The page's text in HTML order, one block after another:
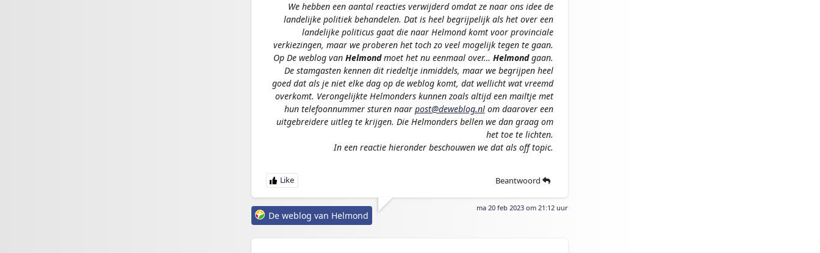
We hebben een aantal reacties verwijderd omdat ze naar ons idee de
landelijke politiek behandelen. Dat is heel begrijpelijk als het over een
landelijke politicus gaat die naar Helmond komt voor provinciale
verkiezingen, maar we proberen het toch zo veel mogelijk tegen te gaan.
Op De weblog van Helmondmoet het nu eenmaal over… Helmondgaan.
De stamgasten kennen dit riedeltje inmiddels, maar we begrijpen heel
goed dat als je niet elke dag op de weblog komt, dat wellicht wat vreemd
overkomt. Verongelijkte Helmonders kunnen zoals altijd een mailtje met
hun telefoonnummer sturen naar post@deweblog.nlom daarover een
uitgebreidere uitleg te krijgen. Die Helmonders bellen we dan graag om
het toe te lichten.
In een reactie hieronder beschouwen we dat als off topic.
Beantwoord
ma 20 feb 2023 om 21:12 uur
De weblog van Helmond